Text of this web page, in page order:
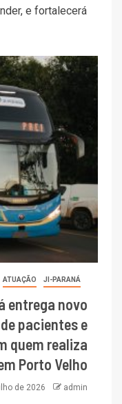
e fortalecerá
ATUAÇÃO JI-PARANÁ
entrega novo
pacientes e
quem realiza
Porto Velho
de 2026 admin